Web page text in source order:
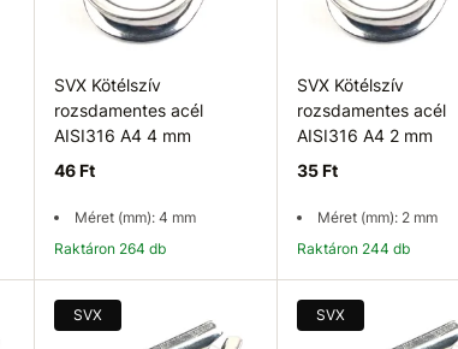
SVX Kötélszív
rozsdamentes acél
AISI316 A4 4 mm
46 Ft
Méret (mm): 4 mm
Raktáron 264 db
SVX Kötélszív
rozsdamentes acél
AISI316 A4 2 mm
35 Ft
Méret (mm): 2 mm
Raktáron 244 db
SVX SVX